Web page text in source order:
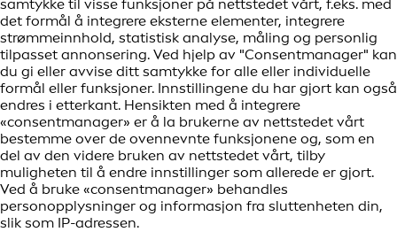
samtykke til visse funksjoner på nettstedet vårt, f.eks. med
det formål å integrere eksterne elementer, integrere
strømmeinnhold, statistisk analyse, måling og personlig
tilpasset annonsering. Ved hjelp av "Consentmanager" kan
du gi eller avvise ditt samtykke for alle eller individuelle
formål eller funksjoner. Innstillingene du har gjort kan også
endres i etterkant. Hensikten med å integrere
«consentmanager» er å la brukerne av nettstedet vårt
bestemme over de ovennevnte funksjonene og, som en
del av den videre bruken av nettstedet vårt, tilby
muligheten til å endre innstillinger som allerede er gjort.
Ved å bruke «consentmanager» behandles
personopplysninger og informasjon fra sluttenheten din,
slik som IP-adressen.